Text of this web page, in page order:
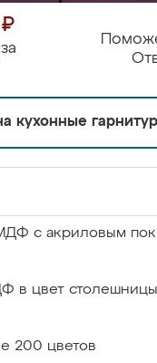
кухонные
с акриловым
в цвет
200 цветов